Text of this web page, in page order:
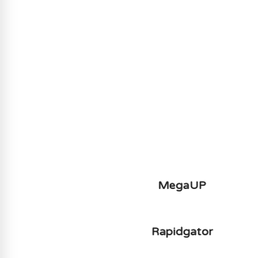
MegaUP
Rapidgator